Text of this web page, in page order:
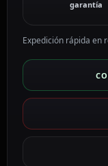
garantía
Expedición rápida en